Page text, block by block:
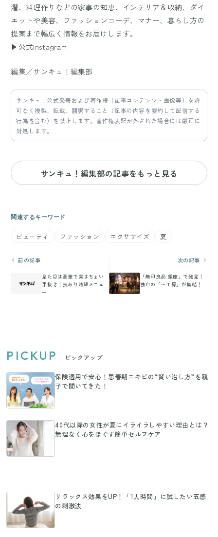
濯、料理作りなどの家事の知恵、インテリア＆収納、ダイ
エットや美容、ファッションコーデ、マナー、暮らし方の
提案まで幅広く情報をお届けします。
▶公式Instagram
編集／サンキュ！編集部
サンキュ！公式発表および著作権（記事コンテンツ・画像等）を許
可なく複製、転載、翻訳すること（記事の内容を要約して配信する
行為を含む）を禁止します。著作権表記が外された場合には厳正に
対処します。
サンキュ！編集部の記事をもっと見る
関連するキーワード
ビューティ ファッション エクササイズ 夏
前の記事
見た目は豪華で実はちょい
手抜き！技あり時短メニュ
ー
次の記事
「無印良品 銀座」で発見！
独自の「〜工房」が集結！
PICKUP ピックアップ
保険適用で安心！思春期ニキビの“賢い治し方”を親
子で聞いてきた！
40代以降の女性が夏にイライラしやすい理由とは？
無理なく心をほぐす簡単セルフケア
リラックス効果をUP！「1人時間」に試したい五感
の刺激法